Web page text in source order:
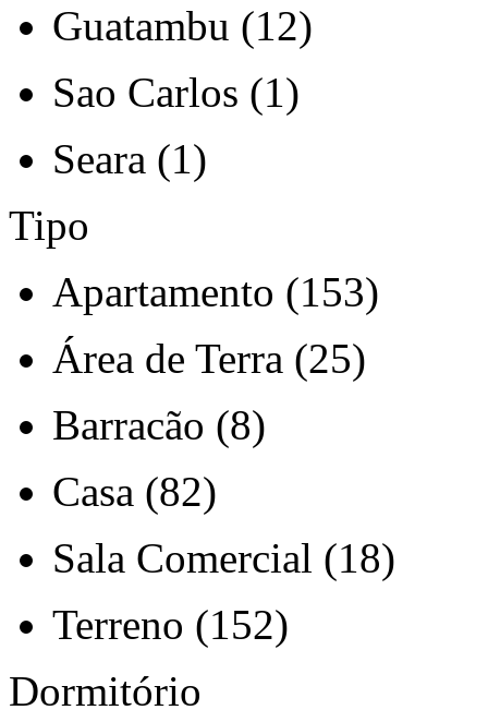
Guatambu (12)
Sao Carlos (1)
Seara (1)
Tipo
Apartamento (153)
Área de Terra (25)
Barracão (8)
Casa (82)
Sala Comercial (18)
Terreno (152)
Dormitório